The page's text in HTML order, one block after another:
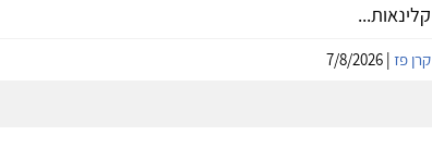
קלינאות...
קרן פז| 7/8/2026